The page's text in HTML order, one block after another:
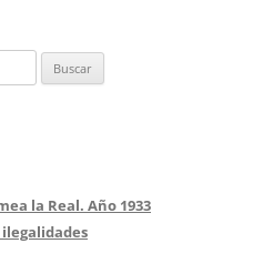
la Real. Año 1933